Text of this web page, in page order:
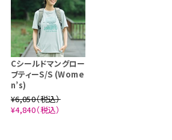
Cシールドマングロー
ブティーS/S (Wome
n’s)
¥6,050（税込）
¥4,840（税込）